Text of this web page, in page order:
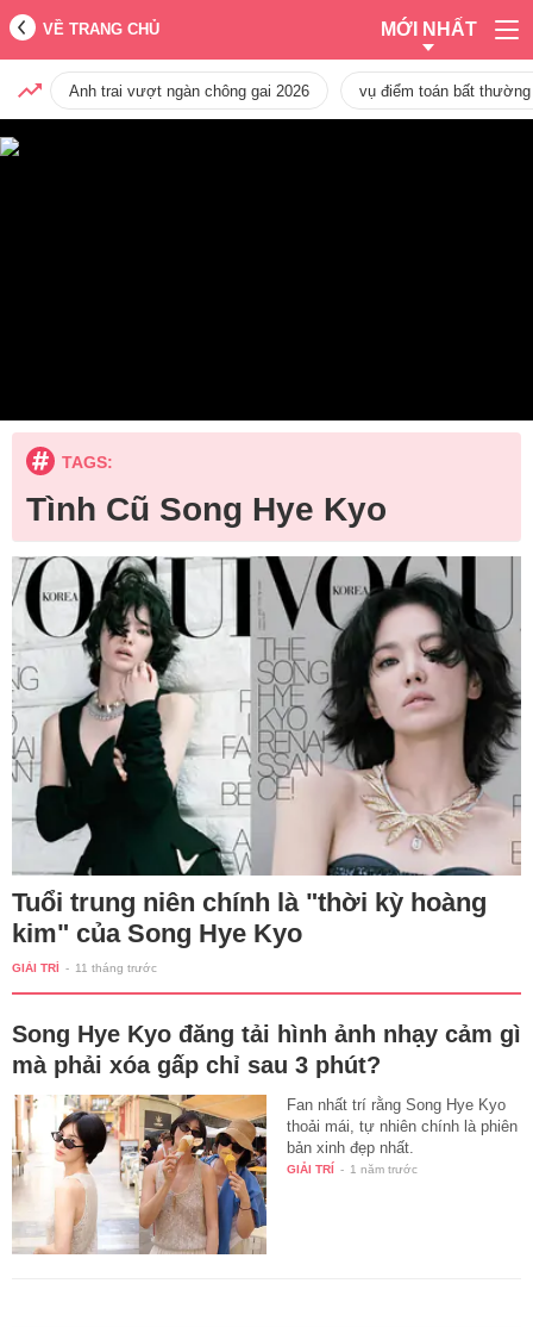
VỀ TRANG CHỦ MỚI NHẤT
Anh trai vượt ngàn chông gai 2026 vụ điểm toán bất
TAGS:
Tình Cũ Song Hye Kyo
Tuổi trung niên chính là "thời kỳ hoàng
kim" của Song Hye Kyo
GIẢI TRÍ - 11 tháng trước
Song Hye Kyo đăng tải hình ảnh nhạy cảm gì
mà phải xóa gấp chỉ sau 3 phút?
Fan nhất trí rằng Song Hye Kyo
thoải mái, tự nhiên chính là phiên
bản xinh đẹp nhất.
GIẢI TRÍ - 1 năm trước